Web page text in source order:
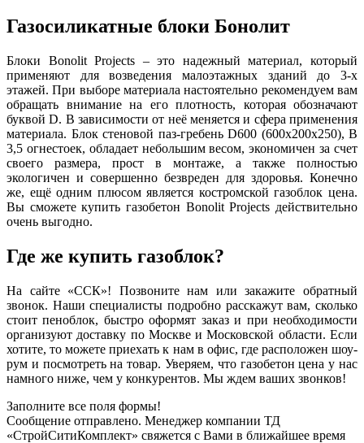
Газосиликатные блоки Бонолит
Блоки Bonolit Projects – это надежный материал, который
применяют для возведения малоэтажных зданий до 3-х
этажей. При выборе материала настоятельно рекомендуем вам
обращать внимание на его плотность, которая обозначают
буквой D. В зависимости от неё меняется и сфера применения
материала. Блок стеновой паз-гребень D600 (600х200х250), В
3,5 огнестоек, обладает небольшим весом, экономичен за счет
своего размера, прост в монтаже, а также полностью
экологичен и совершенно безвреден для здоровья. Конечно
же, ещё одним плюсом является костромской газоблок цена.
Вы сможете купить газобетон Bonolit Projects действительно
очень выгодно.
Где же купить газоблок?
На сайте «ССК»! Позвоните нам или закажите обратный
звонок. Наши специалисты подробно расскажут вам, сколько
стоит пеноблок, быстро оформят заказ и при необходимости
организуют доставку по Москве и Московской области. Если
хотите, то можете приехать к нам в офис, где расположен шоу-
рум и посмотреть на товар. Уверяем, что газобетон цена у нас
намного ниже, чем у конкурентов. Мы ждем ваших звонков!
Заполните все поля формы!
Сообщение отправлено. Менеджер компании ТД
«СтройСитиКомплект» свяжется с Вами в ближайшее время